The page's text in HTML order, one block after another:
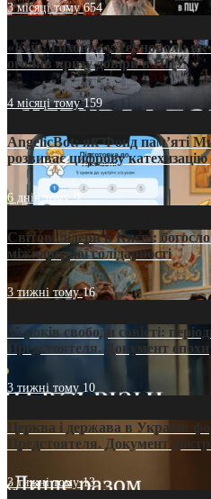
3 місяці тому654
«Кейс Тихона» у Тернополі:
оголив кризу довіри в ПЦУ
4 місяці тому159
AngelicBot: як Фонд пам’яті
розвиває цифрову катехизацію
6 днів тому9
Світові лідери в Києві:
міжнародної солідарності
3 тижні тому16
35 років свободи совісті:
Предстоятеля. Документ епохи
3 тижні тому 10
Церква і держава в Україні:
Предстоятеля. Документ
3 тижні тому13